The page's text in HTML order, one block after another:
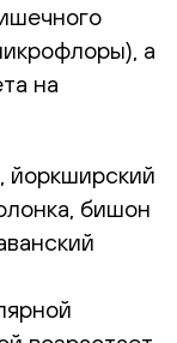
а
на
йоркширский
бишон